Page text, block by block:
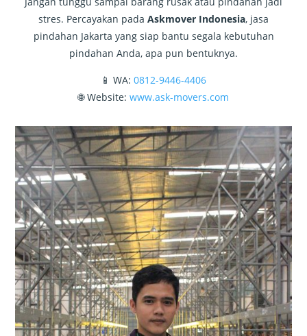
stres. Percayakan pada Askmover Indonesia, jasa
pindahan Jakarta yang siap bantu segala kebutuhan
pindahan Anda, apa pun bentuknya.
📱 WA: 0812-9446-4406
🌐 Website: www.ask-movers.com